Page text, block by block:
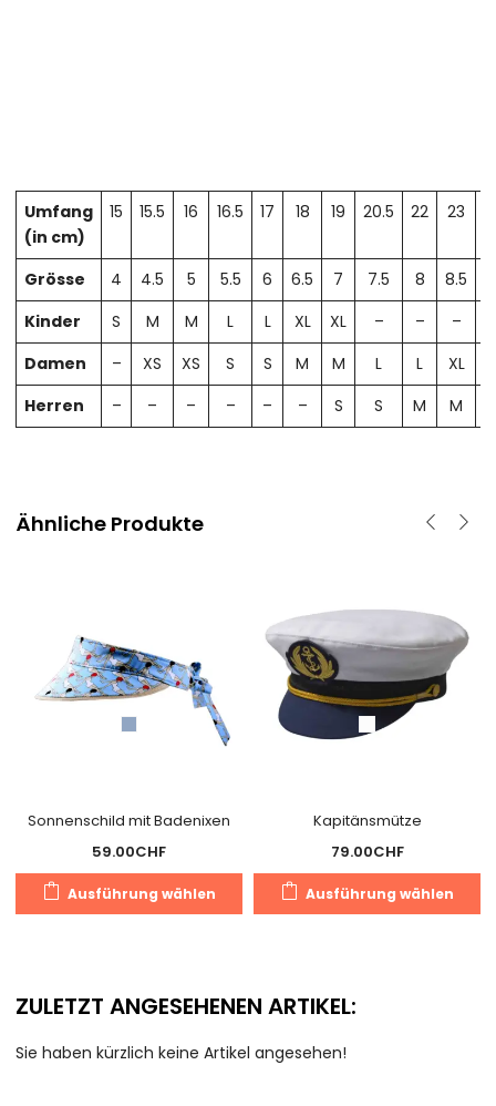
Umfang
(in cm)
15 15.5 16 16.5 17 18 19 20.5 22 23
Grösse 4 4.5 5 5.5 6 6.5 7 7.5 8 8.5
Kinder
S M M L L XL XL – – –
Damen
– XS XS S S M M L L XL
Herren
– – – – – – S S M M
Ähnliche Produkte
Sonnenschild mit Badenixen
59.00CHF
Ausführung wählen
Dieses
Produkt
auf.
Optionen
Kapitänsmütze
79.00CHF
Ausführung wählen
ZULETZT ANGESEHENEN ARTIKEL:
Sie haben kürzlich keine Artikel angesehen!